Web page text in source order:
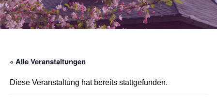
« Alle Veranstaltungen
Diese Veranstaltung hat bereits stattgefunden.